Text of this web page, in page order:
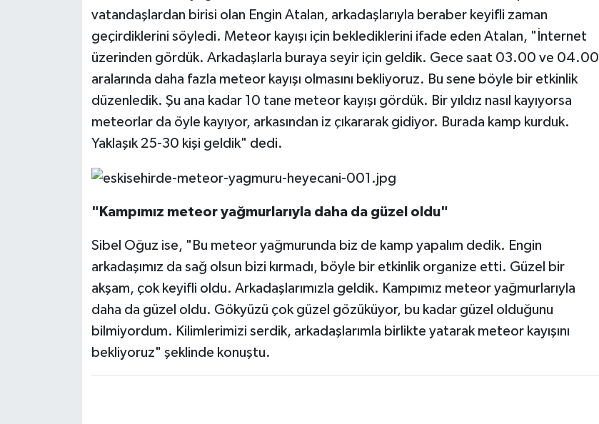
vatandaşlardan birisi olan Engin Atalan, arkadaşlarıyla beraber keyifli zaman
geçirdiklerini söyledi. Meteor kayışı için beklediklerini ifade eden Atalan, "İnternet
üzerinden gördük. Arkadaşlarla buraya seyir için geldik. Gece saat 03.00 ve 04.00
aralarında daha fazla meteor kayışı olmasını bekliyoruz. Bu sene böyle bir etkinlik
düzenledik. Şu ana kadar 10 tane meteor kayışı gördük. Bir yıldız nasıl kayıyorsa
meteorlar da öyle kayıyor, arkasından iz çıkararak gidiyor. Burada kamp kurduk.
Yaklaşık 25-30 kişi geldik" dedi.
"Kampımız meteor yağmurlarıyla daha da güzel oldu"
Sibel Oğuz ise, "Bu meteor yağmurunda biz de kamp yapalım dedik. Engin
arkadaşımız da sağ olsun bizi kırmadı, böyle bir etkinlik organize etti. Güzel bir
akşam, çok keyifli oldu. Arkadaşlarımızla geldik. Kampımız meteor yağmurlarıyla
daha da güzel oldu. Gökyüzü çok güzel gözüküyor, bu kadar güzel olduğunu
bilmiyordum. Kilimlerimizi serdik, arkadaşlarımla birlikte yatarak meteor kayışını
bekliyoruz" şeklinde konuştu.